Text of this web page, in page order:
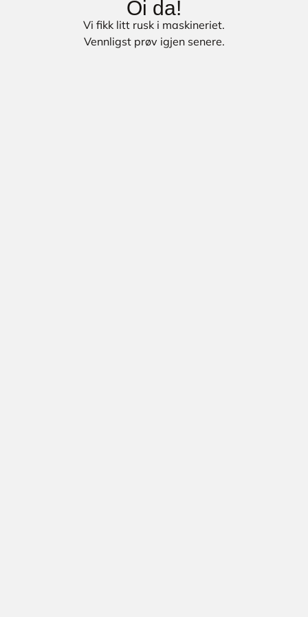
Oi da!
Vi fikk litt rusk i maskineriet.
Vennligst prøv igjen senere.